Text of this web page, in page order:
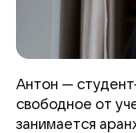
Антон —
свободное от
занимается